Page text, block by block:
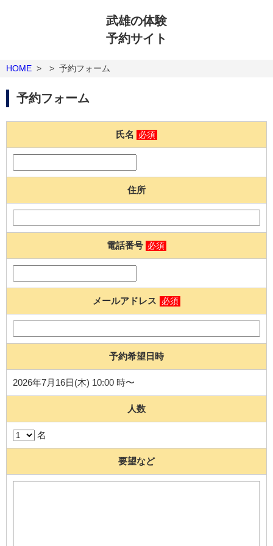
武雄の体験
予約サイト
HOME > > 予約フォーム
予約フォーム
氏名 必須
住所
電話番号 必須
メールアドレス 必須
予約希望日時
2026年7月16日(木) 10:00 時〜
人数
名
要望など